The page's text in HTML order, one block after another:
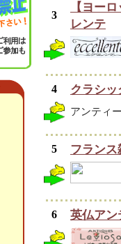
3
【ヨー
レンテ
4 クラシ
アンティ
5 フラン
6 英仏ア